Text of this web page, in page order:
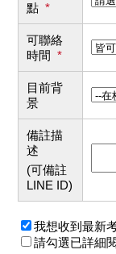
點 *
可聯絡
時間 *
目前背
景
備註描
述
(可備註
LINE ID)
我想收到最新
請勾選已詳細